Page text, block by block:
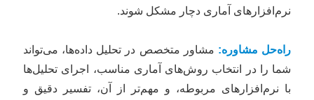
نرم‌افزارهای آماری دچار مشکل شوند.
راه‌حل مشاوره:مشاور متخصص در تحلیل داده‌ها، می‌تواند
شما را در انتخاب روش‌های آماری مناسب، اجرای تحلیل‌ها
با نرم‌افزارهای مربوطه، و مهم‌تر از آن، تفسیر دقیق و